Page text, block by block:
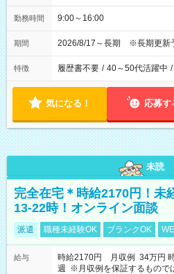
勤務時間 9:00～16:00
期間 2026/8/17～長期 ※長期更新
特徴 履歴書不要 / 40～50代活躍中 /
気になる！ 応募す
未読
完全在宅＊時給2170円！未
13-22時！オンライン面談
派遣 職種未経験OK ブランクOK
給与
時給2170円 月収例 34万円
週 ※月収例を保証するもので